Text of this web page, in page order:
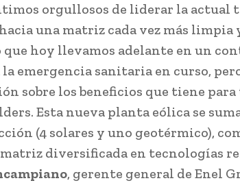
orgullosos de liderar la
una matriz cada vez más limpia
que hoy llevamos adelante en un
la emergencia sanitaria en curso,
sobre los beneficios que tiene
Esta nueva planta eólica se
(4 solares y uno geotérmico),
diversificada en tecnologías
, gerente general de Enel